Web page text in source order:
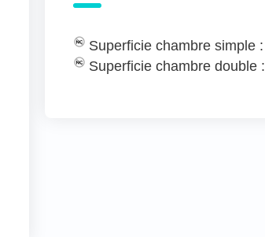
Superficie chambre simple :
Superficie chambre double :